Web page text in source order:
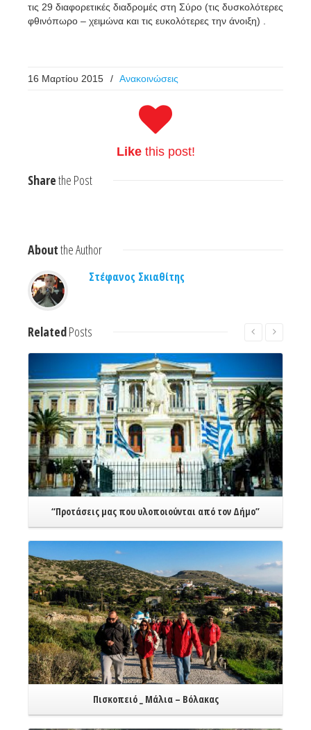
τις 29 διαφορετικές διαδρομές στη Σύρο (τις δυσκολότερες
φθινόπωρο – χειμώνα και τις ευκολότερες την άνοιξη) .
16 Μαρτίου 2015 / Ανακοινώσεις
Likethis post!
Sharethe Post
Aboutthe Author
Στέφανος Σκιαθίτης
RelatedPosts
“Προτάσεις μας που υλοποιούνται από τον Δήμο”
Πισκοπειό _ Μάλια – Βόλακας